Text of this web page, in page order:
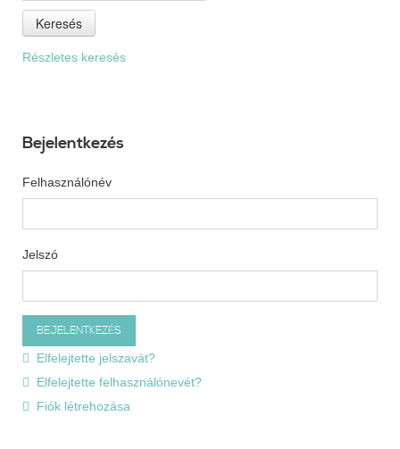
Keresés
Részletes keresés
Bejelentkezés
Felhasználónév
Jelszó
Elfelejtette jelszavát?
Elfelejtette felhasználónevét?
Fiók létrehozása